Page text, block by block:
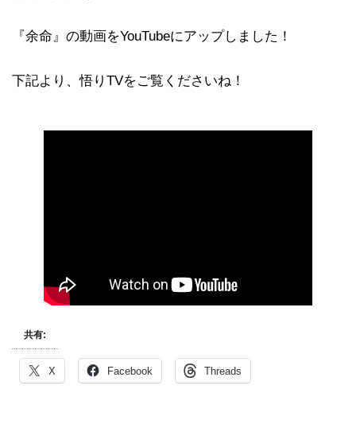
『余命』の動画をYouTubeにアップしました！
下記より、悟りTVをご覧くださいね！
共有:
X Facebook Threads